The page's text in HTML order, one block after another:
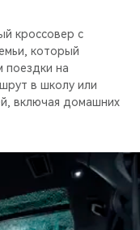
кроссовер с
который
поездки на
в школу или
включая домашних